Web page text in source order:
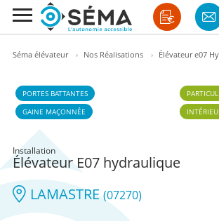
Séma élévateur › Nos Réalisations › Élévateur e07
PORTES BATTANTES
GAINE MAÇONNÉE
Installation
Élévateur E07 hydraulique
LAMASTRE (07270)